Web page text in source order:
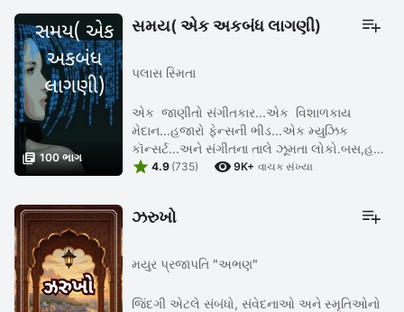
 100 ભાગ
સમય( એક અકબંધ લાગણી)
પલાસ સ્મિતા
એક જાણીતો સંગીતકાર...એક વિશાળકાય
મેદાન...હજારો ફેન્સની ભીડ...એક મ્યુઝિક
કૉન્સર્ટ...અને સંગીતના તાલે ઝૂમતા લોકો.બસ,હવે
કૉન્સર્ટ પૂર્ણ થવાને આરે જ હતો..પણ વન્સ
 4.9 (735)  9K+ વાચક સંખ્યા
ઝરુખો
મયુર પ્રજાપતિ "અભણ"
જિંદગી એટલે સંબંધો, સંવેદનાઓ અને સ્મૃતિઓનો